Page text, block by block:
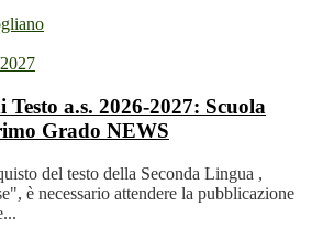
a.s. 2026-2027: Scuola
Grado NEWS
del testo della Seconda Lingua ,
è necessario attendere la pubblicazione